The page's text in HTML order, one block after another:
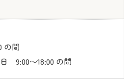
の間
9:00～18:00 の間